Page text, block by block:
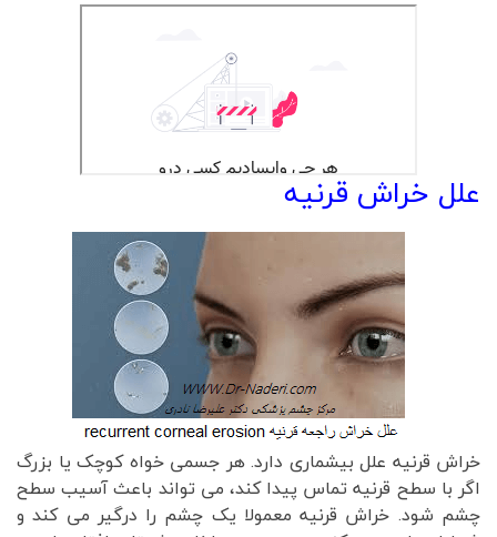
علل خراش قرنیه
خراش قرنیه علل بیشماری دارد. هر جسمی خواه کوچک یا بزرگ
اگر با سطح قرنیه تماس پیدا کند، می تواند باعث آسیب سطح
چشم شود. خراش قرنیه معمولا یک چشم را درگیر می کند و